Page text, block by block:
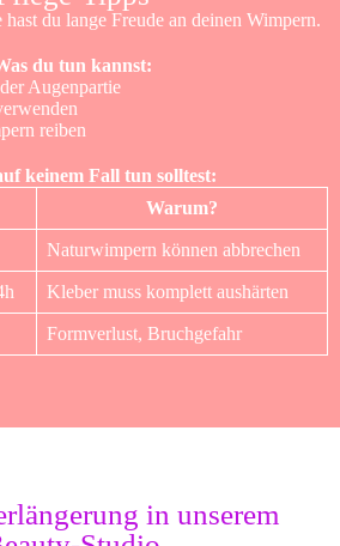
du lange Freude an deinen Wimpern.
du tun kannst:
Augenpartie
reiben
keinem Fall tun solltest:
Warum?
Naturwimpern können abbrechen
Kleber muss komplett aushärten
Formverlust, Bruchgefahr
in unserem